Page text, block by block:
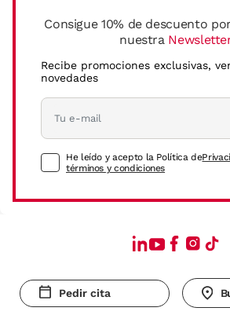
Consigue 10% de descuento
nuestra
Recibe promociones exclusivas,
novedades
He leído y acepto la Política de
términos y condiciones
Pedir cita